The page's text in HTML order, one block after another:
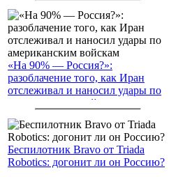
«На 90% — Россия?»:
разоблачение того, как Иран
отслеживал и наносил удары по
американским войскам
Беспилотник Bravo от Triada
Robotics: догонит ли он Россию?